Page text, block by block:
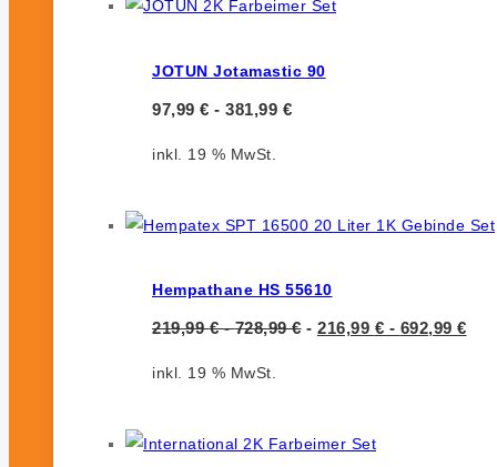
JOTUN Jotamastic 90
97,99 € - 381,99 €
inkl. 19 % MwSt.
Hempathane HS 55610
219,99€-728,99€- 216,99 € - 692,99 €
inkl. 19 % MwSt.